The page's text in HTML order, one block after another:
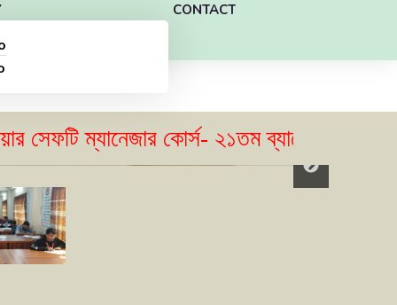
CONTACT
ম্যানেজার কোর্স- ২১তম ব্যাচের ভর্তি